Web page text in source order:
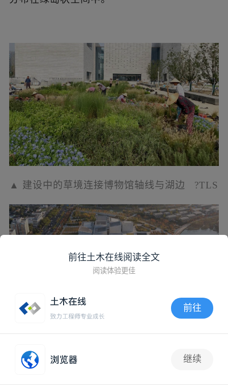
▲
绿岛中的评弹剧场、枫树林荫道、棋乐树林
与儿童活动区 ?陈曦工作室
前往土木在线阅读全文
阅读体验更佳
前往
继续